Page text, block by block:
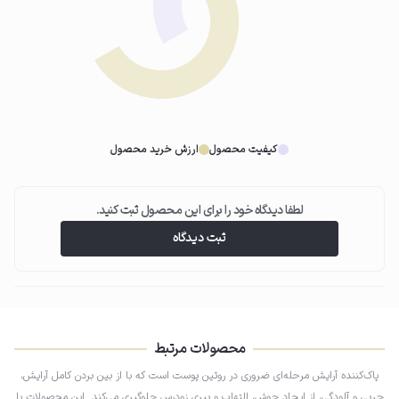
بدون نیاز به آبکشی
کیفیت محصول ارزش خرید محصول
لطفا دیدگاه خود را برای این محصول ثبت کنید.
ثبت دیدگاه
محصولات مرتبط
پاک‌کننده آرایش مرحله‌ای ضروری در روتین پوست است که با از بین بردن کامل آرایش،